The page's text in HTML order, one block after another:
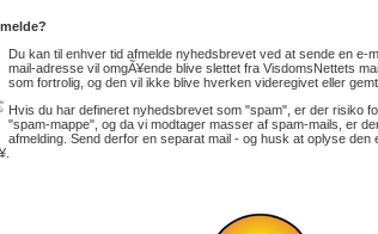
Du kan til enhver tid afmelde nyhedsbrevet ved at sende en e-
mail-adresse vil omgÃ¥ende blive slettet fra VisdomsNettets
som fortrolig, og den vil ikke blive hverken videregivet eller gemt.
Hvis du har defineret nyhedsbrevet som "spam", er der risiko
"spam-mappe", og da vi modtager masser af spam-mails, er
afmelding. Send derfor en separat mail - og husk at oplyse den